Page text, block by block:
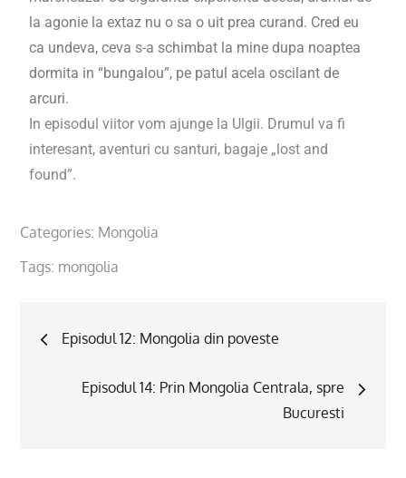
la agonie la extaz nu o sa o uit prea curand. Cred eu
ca undeva, ceva s-a schimbat la mine dupa noaptea
dormita in “bungalou”, pe patul acela oscilant de
arcuri.
In episodul viitor vom ajunge la Ulgii. Drumul va fi
interesant, aventuri cu santuri, bagaje „lost and
found”.
Categories: Mongolia
Tags: mongolia
Episodul 12: Mongolia din poveste
Episodul 14: Prin Mongolia Centrala, spre
Bucuresti